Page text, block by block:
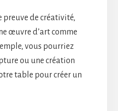
preuve de créativité,
œuvre d’art comme
vous pourriez
ou une création
table pour créer un